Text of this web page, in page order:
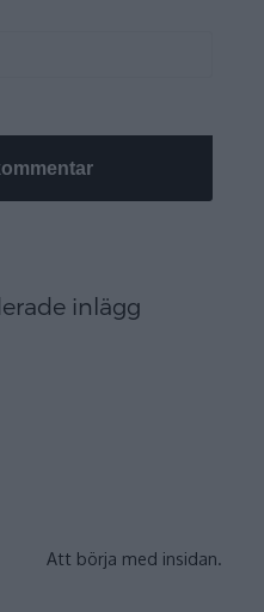
inlägg
Att börja med insidan.